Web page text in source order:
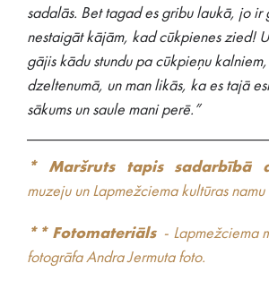
sadalās. Bet tagad es gribu laukā, jo ir
nestaigāt kājām, kad cūkpienes zied!
gājis kādu stundu pa cūkpieņu
dzeltenumā, un man likās, ka es tajā
sākums un saule mani perē.”
* Maršruts tapis sadarbībā
muzeju un Lapmežciema kultūras namu
** Fotomateriāls - Lapmežciema
fotogrāfa Andra Jermuta foto.